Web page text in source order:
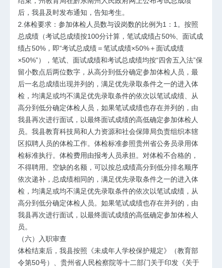
后，我县及时发布通知，告知考生。
2.体检要求：参加体检人员数与设岗数的比例为1：1。按照
总成绩（考试总成绩按100分计算，笔试成绩占50%、面试成
绩占50%，即“考试总成绩＝笔试成绩×50%＋面试成绩
×50%”），笔试、面试成绩和考试总成绩均按“四舍五入法”保
留小数点后两位数字，从高分到低分确定参加体检人员，最
后一名总成绩出现并列的，满足优先录取条件之一的进入体
检，均满足或均不满足优先录取条件的依次以笔试成绩、从
高分到低分确定体检人员，如果笔试成绩也存在并列的，由
我县再次进行面试，以最终面试成绩的高低确定参加体检人
员。我县教育科技局和人力资源和社会保障局负责组织本辖
区拟聘人员的体检工作。体检标准参照贵州省公务员录用体
检标准执行。体检费用由报考人员承担。对体检不合格的，
不得聘用。空缺的名额，可以按总成绩高分到低分排名顺序
依次递补，总成绩相同的，满足优先录取条件之一的进入体
检，均满足或均不满足优先录取条件的依次以笔试成绩，从
高分到低分确定体检人员。如果笔试成绩也存在并列的，由
我县再次进行面试，以最终面试成绩的高低确定参加体检人
员。
（六）入职审查
体检结束后，我县按照《未成年人学校保护规定》（教育部
令第50号）、贵州省人民检察院等十二部门关于印发《关于